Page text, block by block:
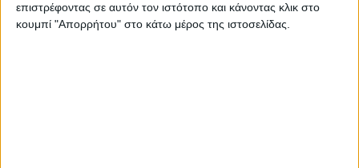
επιστρέφοντας σε αυτόν τον ιστότοπο και κάνοντας κλικ στο
κουμπί "Απορρήτου" στο κάτω μέρος της ιστοσελίδας.